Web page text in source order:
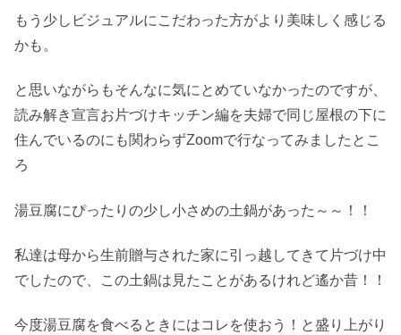
もう少しビジュアルにこだわった方がより美味しく感じる
かも。
と思いながらもそんなに気にとめていなかったのですが、
読み解き宣言お片づけキッチン編を夫婦で同じ屋根の下に
住んでいるのにも関わらずZoomで行なってみましたとこ
ろ
湯豆腐にぴったりの少し小さめの土鍋があった～～！！
私達は母から生前贈与された家に引っ越してきて片づけ中
でしたので、この土鍋は見たことがあるけれど遙か昔！！
今度湯豆腐を食べるときにはコレを使おう！と盛り上がり